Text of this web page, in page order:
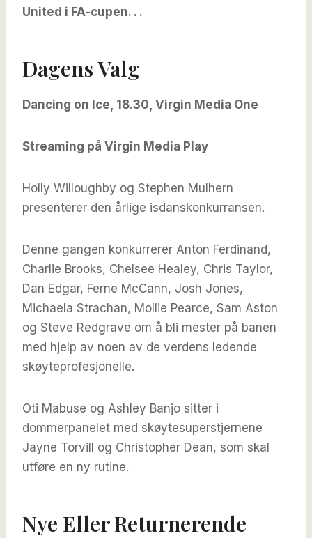
United i FA-cupen. . .
Dagens Valg
Dancing on Ice, 18.30, Virgin Media One
Streaming på Virgin Media Play
Holly Willoughby og Stephen Mulhern
presenterer den årlige isdanskonkurransen.
Denne gangen konkurrerer Anton Ferdinand,
Charlie Brooks, Chelsee Healey, Chris Taylor,
Dan Edgar, Ferne McCann, Josh Jones,
Michaela Strachan, Mollie Pearce, Sam Aston
og Steve Redgrave om å bli mester på banen
med hjelp av noen av de verdens ledende
skøyteprofesjonelle.
Oti Mabuse og Ashley Banjo sitter i
dommerpanelet med skøytesuperstjernene
Jayne Torvill og Christopher Dean, som skal
utføre en ny rutine.
Nye Eller Returnerende